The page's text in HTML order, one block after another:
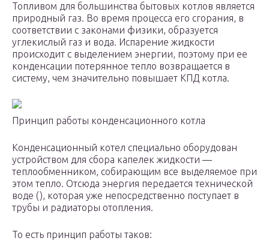
Топливом для большинства бытовых котлов является
природный газ. Во время процесса его сгорания, в
соответствии с законами физики, образуется
углекислый газ и вода. Испарение жидкости
происходит с выделением энергии, поэтому при ее
конденсации потерянное тепло возвращается в
систему, чем значительно повышает КПД котла.
Принцип работы конденсационного котла
Конденсационный котел специально оборудован
устройством для сбора капелек жидкости —
теплообменником, собирающим все выделяемое при
этом тепло. Отсюда энергия передается технической
воде (), которая уже непосредственно поступает в
трубы и радиаторы отопления.
То есть принцип работы таков: